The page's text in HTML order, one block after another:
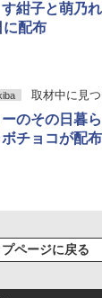
紺子と萌乃
に配布
取材中に見
ーのその日暮
チョコが配
プページに戻る